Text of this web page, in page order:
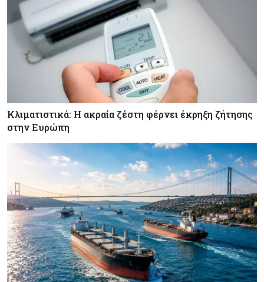
Γιατί οι κεντρικές τράπεζες αφήνουν τις αγορές
να «παίξουν μπάλα»
Κλιματιστικά: Η ακραία ζέστη φέρνει έκρηξη ζήτησης
στην Ευρώπη